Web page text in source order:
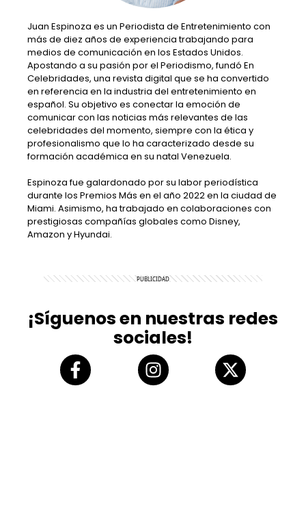
Juan Espinoza es un Periodista de Entretenimiento con
más de diez años de experiencia trabajando para
medios de comunicación en los Estados Unidos.
Apostando a su pasión por el Periodismo, fundó En
Celebridades, una revista digital que se ha convertido
en referencia en la industria del entretenimiento en
español. Su objetivo es conectar la emoción de
comunicar con las noticias más relevantes de las
celebridades del momento, siempre con la ética y
profesionalismo que lo ha caracterizado desde su
formación académica en su natal Venezuela.
Espinoza fue galardonado por su labor periodística
durante los Premios Más en el año 2022 en la ciudad de
Miami. Asimismo, ha trabajado en colaboraciones con
prestigiosas compañías globales como Disney,
Amazon y Hyundai.
¡Síguenos en nuestras redes
sociales!